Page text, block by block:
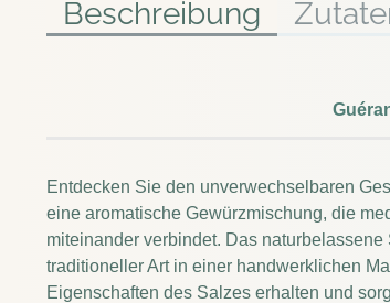
Beschreibung
Entdecken Sie den unverwechselbaren
eine aromatische Gewürzmischung, die
miteinander verbindet. Das
traditioneller Art in einer handwerklichen
Eigenschaften des Salzes erhalten und